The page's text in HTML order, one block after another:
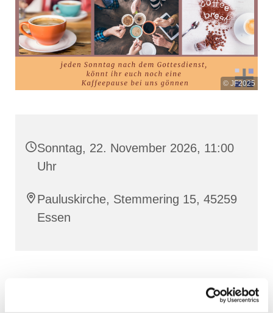
© JF2025
Sonntag, 22. November 2026, 11:00
Uhr
Pauluskirche, Stemmering 15, 45259
Essen